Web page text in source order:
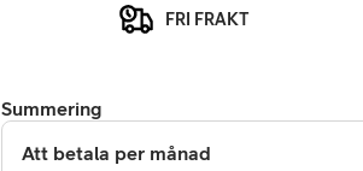
FRI FRAKT
Summering
Att betala per månad